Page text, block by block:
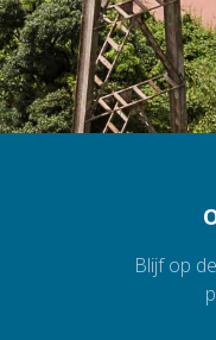
Blijf op